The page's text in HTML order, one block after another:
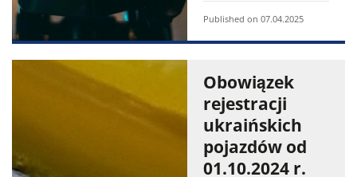
Published on 07.04.2025
Obowiązek
rejestracji
ukraińskich
pojazdów od
01.10.2024 r.